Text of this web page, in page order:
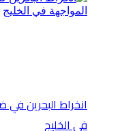
انخراط البحرين في
في الخليج